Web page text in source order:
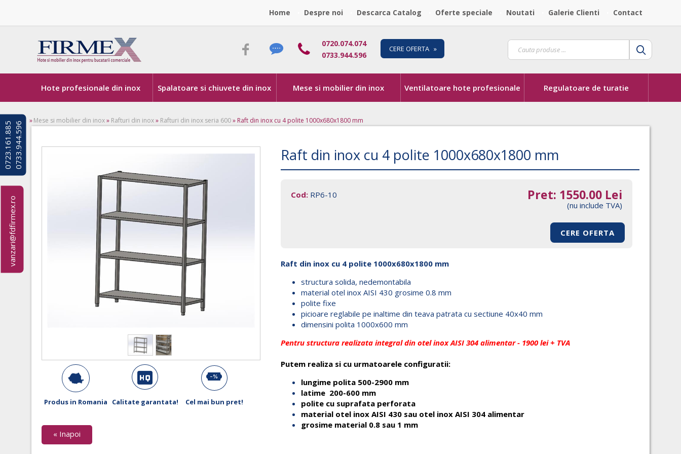
0
7
2
3
.
1
6
1
.
8
8
5
0
7
3
3
.
9
4
4
.
5
96
vanzari@fdfirmex.ro
Home Despre noi Descarca Catalog Oferte speciale Noutati Galerie Clienti Contact
0720.074.074
0733.944.596
CERE OFERTA »
Hote profesionale din inox Spalatoare si chiuvete din inox Mese si mobilier din inox Ventilatoare hote profesionale Regulatoare de turatie
»Mese si mobilier din inox» Rafturi din inox» Rafturi din inox seria 600» Raft din inox cu 4 polite 1000x680x1800 mm
Produs in Romania Calitate garantata! Cel mai bun pret!
« Inapoi
Raft din inox cu 4 polite 1000x680x1800 mm
Pret: 1550.00 Lei
(nu include TVA)
Cod: RP6-10
CERE OFERTA
Raft din inox cu 4 polite 1000x680x1800 mm
structura solida, nedemontabila
material otel inox AISI 430 grosime 0.8 mm
polite fixe
picioare reglabile pe inaltime din teava patrata cu sectiune 40x40 mm
dimensini polita 1000x600 mm
Pentru structura realizata integral din otel inox AISI 304 alimentar - 1900 lei + TVA
Putem realiza si cu urmatoarele configuratii:
lungime polita 500-2900 mm
latime 200-600 mm
polite cu suprafata perforata
material otel inox AISI 430 sau otel inox AISI 304 alimentar
grosime material 0.8 sau 1 mm